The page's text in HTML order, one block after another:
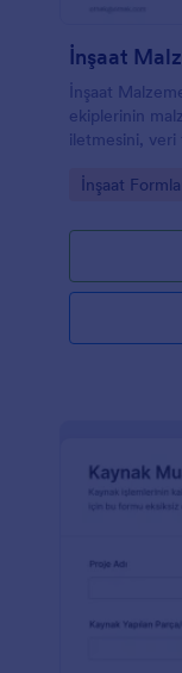
İnşaat
İnşaat
ekiplerinin
iletmesini, veri
Go to
İnşaat